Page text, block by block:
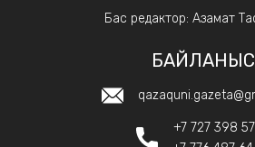
Бас редактор: Азамат
БАЙЛАНЫС
+7 727 398 57